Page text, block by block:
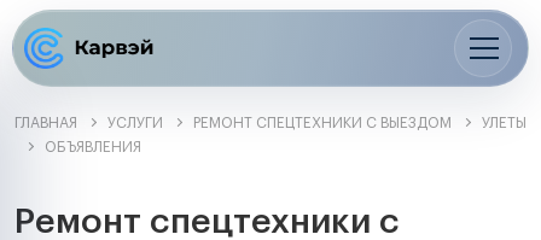
ГЛАВНАЯ УСЛУГИ РЕМОНТ СПЕЦТЕХНИКИ С ВЫЕЗДОМ
УЛЕТЫ
ОБЪЯВЛЕНИЯ
Ремонт спецтехники с